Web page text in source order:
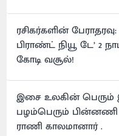
ரசிகர்களின்
பிராண்ட் நியூ டே’ 2
கோடி வசூல்!
இசை உலகின் பெரும்
பழம்பெரும் பின்னணி
ராணி காலமானார் .